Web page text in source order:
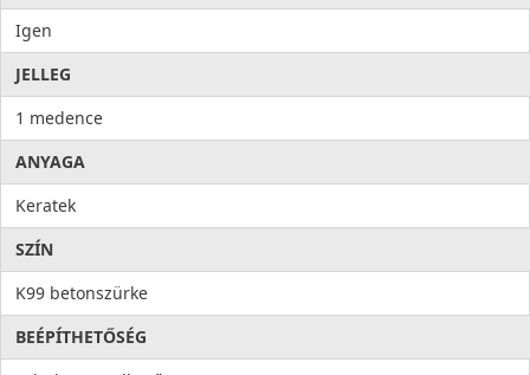
Igen
JELLEG
1 medence
ANYAGA
Keratek
SZÍN
K99 betonszürke
BEÉPÍTHETŐSÉG